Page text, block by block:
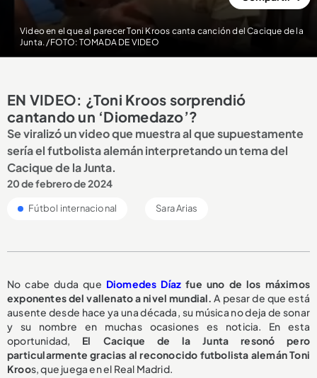
Video en el que al parecer Toni Kroos canta canción del Cacique de la
Junta. /FOTO: TOMADA DE VIDEO
EN VIDEO: ¿Toni Kroos sorprendió
cantando un ‘Diomedazo’?
Se viralizó un video que muestra al que supuestamente
sería el futbolista alemán interpretando un tema del
Cacique de la Junta.
20 de febrero de 2024
Fútbol internacional Sara Arias
No cabe duda que Diomedes Díazfue uno de los máximos
exponentes del vallenato a nivel mundial. A pesar de que está
ausente desde hace ya una década, su música no deja de sonar
y su nombre en muchas ocasiones es noticia. En esta
oportunidad, El Cacique de la Junta resonó pero
particularmente gracias al reconocido futbolista alemán Toni
Kroos, que juega en el Real Madrid.